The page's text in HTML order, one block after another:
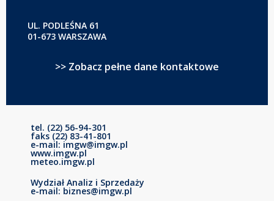
UL. PODLEŚNA 61
01-673 WARSZAWA
>> Zobacz pełne dane kontaktowe
tel. (22) 56-94-301
faks (22) 83-41-801
e-mail: imgw@imgw.pl
www.imgw.pl
meteo.imgw.pl
Wydział Analiz i Sprzedaży
e-mail: biznes@imgw.pl